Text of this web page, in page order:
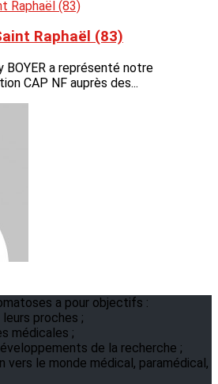
Raphaël (83)
BOYER a représenté notre
CAP NF auprès des...
a pour objectifs :
proches ;
médicales ;
de la recherche ;
vers le monde médical, paramédical,